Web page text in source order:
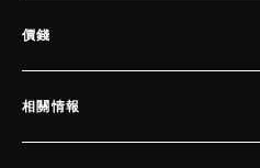
價錢
相關情報